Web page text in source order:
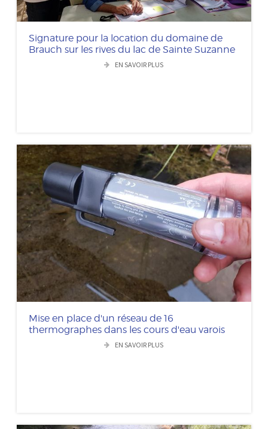
Signature pour la location du domaine de
Brauch sur les rives du lac de Sainte Suzanne
EN SAVOIR PLUS
Mise en place d'un réseau de 16
thermographes dans les cours d'eau varois
EN SAVOIR PLUS